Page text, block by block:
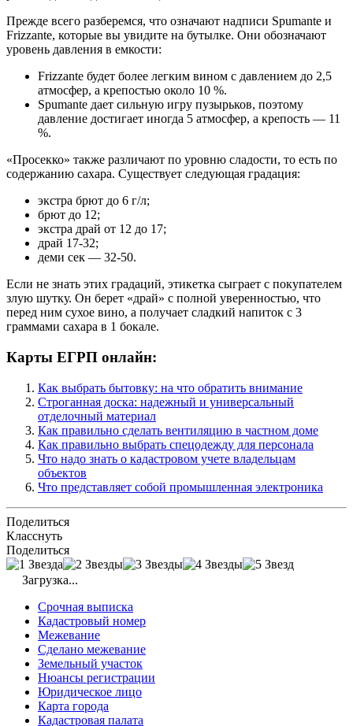
Прежде всего разберемся, что означают надписи Spumante и
Frizzante, которые вы увидите на бутылке. Они обозначают
уровень давления в емкости:
Frizzante будет более легким вином с давлением до 2,5
атмосфер, а крепостью около 10 %.
Spumante дает сильную игру пузырьков, поэтому
давление достигает иногда 5 атмосфер, а крепость — 11
%.
«Просекко» также различают по уровню сладости, то есть по
содержанию сахара. Существует следующая градация:
экстра брют до 6 г/л;
брют до 12;
экстра драй от 12 до 17;
драй 17-32;
деми сек — 32-50.
Если не знать этих градаций, этикетка сыграет с покупателем
злую шутку. Он берет «драй» с полной уверенностью, что
перед ним сухое вино, а получает сладкий напиток с 3
граммами сахара в 1 бокале.
Карты ЕГРП онлайн:
Как выбрать бытовку: на что обратить внимание
Строганная доска: надежный и универсальный
отделочный материал
Как правильно сделать вентиляцию в частном доме
Как правильно выбрать спецодежду для персонала
Что надо знать о кадастровом учете владельцам
объектов
Что представляет собой промышленная электроника
Поделиться
Класснуть
Поделиться
Загрузка...
Срочная выписка
Кадастровый номер
Межевание
Сделано межевание
Земельный участок
Нюансы регистрации
Юридическое лицо
Карта города
Кадастровая палата